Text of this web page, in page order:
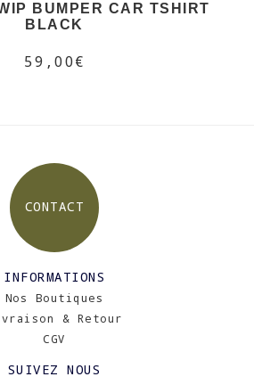
BUMPER CAR TSHIRT
BLACK
59,00€
CONTACT
INFORMATIONS
Nos Boutiques
& Retour
CGV
SUIVEZ NOUS